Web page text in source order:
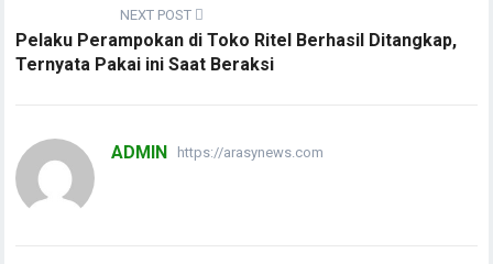
NEXT POST
Pelaku Perampokan di Toko Ritel Berhasil Ditangkap,
Ternyata Pakai ini Saat Beraksi
ADMIN https://arasynews.com